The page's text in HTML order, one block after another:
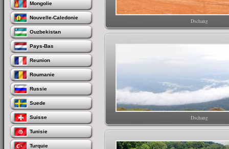
Mongolie
Nouvelle-Caledonie
Ouzbekistan
Pays-Bas
Reunion
Roumanie
Russie
Suede
Suisse
Tunisie
Turquie
Dschang
Dschang